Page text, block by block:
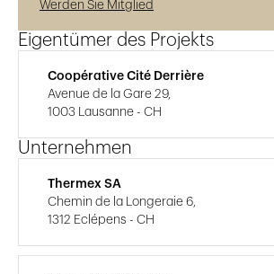
Werden Sie Mitglied
Eigentümer des Projekts
Coopérative Cité Derrière
Avenue de la Gare 29,
1003 Lausanne - CH
Unternehmen
Thermex SA
Chemin de la Longeraie 6,
1312 Eclépens - CH